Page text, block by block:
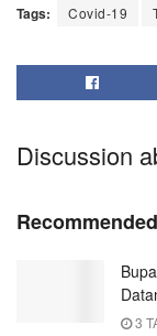
Tags: Covid-19
Discussion
Recommended
3